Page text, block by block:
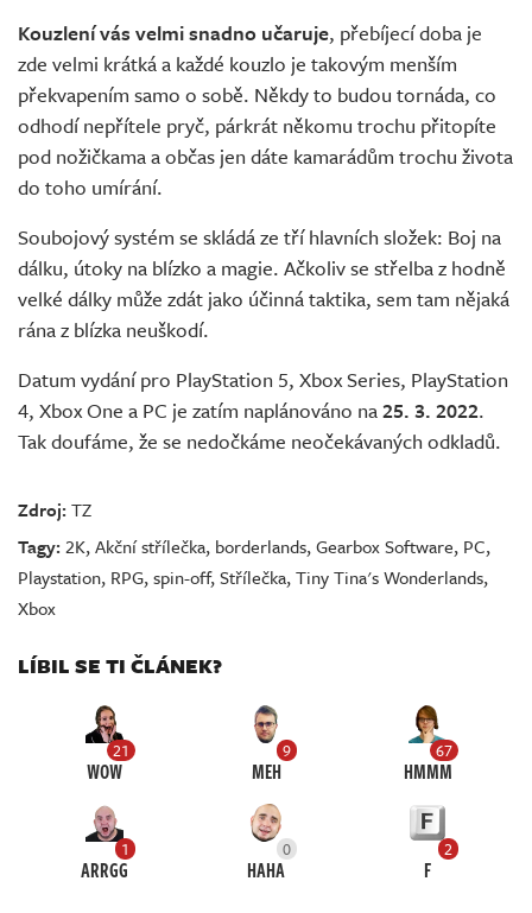
Kouzlení vás velmi snadno učaruje, přebíjecí doba je
zde velmi krátká a každé kouzlo je takovým menším
překvapením samo o sobě. Někdy to budou tornáda, co
odhodí nepřítele pryč, párkrát někomu trochu přitopíte
pod nožičkama a občas jen dáte kamarádům trochu života
do toho umírání.
Soubojový systém se skládá ze tří hlavních složek: Boj na
dálku, útoky na blízko a magie. Ačkoliv se střelba z hodně
velké dálky může zdát jako účinná taktika, sem tam nějaká
rána z blízka neuškodí.
Datum vydání pro PlayStation 5, Xbox Series, PlayStation
4, Xbox One a PC je zatím naplánováno na25. 3. 2022.
Tak doufáme, že se nedočkáme neočekávaných odkladů.
Zdroj:TZ
Tagy:2K,Akční střílečka, borderlands,Gearbox Software, PC,
Playstation, RPG,spin-off,Střílečka,Tiny Tina's Wonderlands,
Xbox
LÍBIL SE TI ČLÁNEK?
21
WOW
9
MEH
67
HMMM
1
ARRGG
0
HAHA
2
F